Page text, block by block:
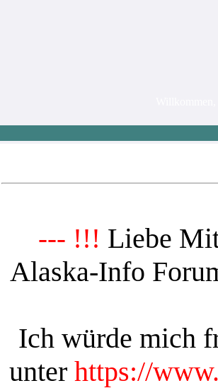
--- !!! Liebe
Alaska-Info
Ich würde mich
unter https://